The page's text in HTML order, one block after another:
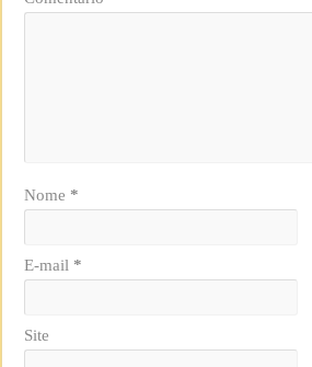
Nome *
E-mail *
Site